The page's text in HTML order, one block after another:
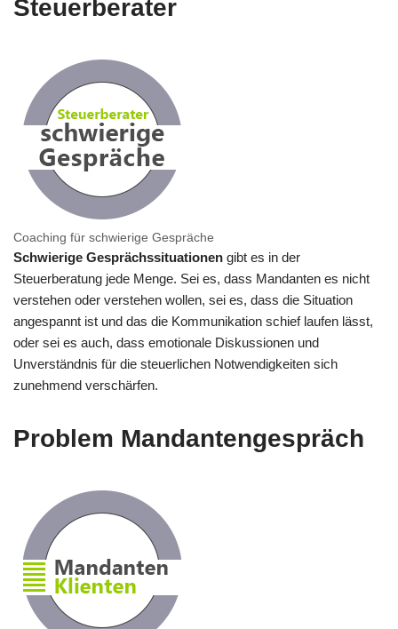
Steuerberater
Coaching für schwierige Gespräche
Schwierige Gesprächssituationen gibt es in der
Steuerberatung jede Menge. Sei es, dass Mandanten es nicht
verstehen oder verstehen wollen, sei es, dass die Situation
angespannt ist und das die Kommunikation schief laufen lässt,
oder sei es auch, dass emotionale Diskussionen und
Unverständnis für die steuerlichen Notwendigkeiten sich
zunehmend verschärfen.
Problem Mandantengespräch